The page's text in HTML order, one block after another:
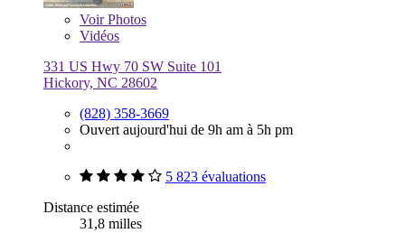
VoirPhotos
Vidéos
331 US Hwy 70 SW Suite 101
Hickory, NC 28602
(828) 358-3669
Ouvert aujourd'hui de 9h am à 5h pm
5 823 évaluations
Distance estimée
31,8 milles